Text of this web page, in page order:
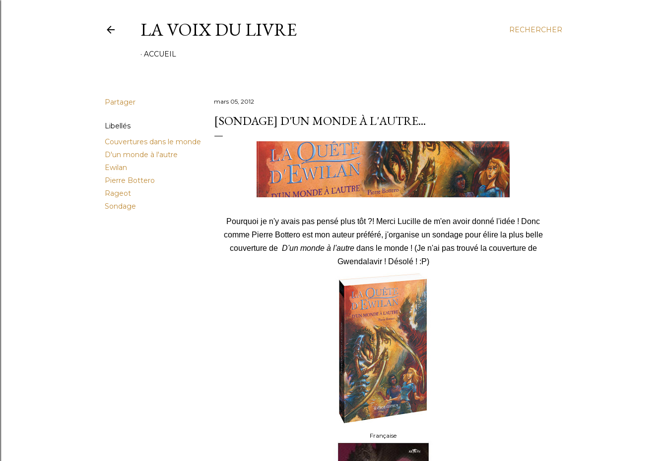
RECHERCHER
LA VOIX DU LIVRE
ACCUEIL
Partager
Libellés
Couvertures dans le monde
D'un monde à l'autre
Ewilan
Pierre Bottero
Rageot
Sondage
mars 05, 2012
[SONDAGE] D'UN MONDE À L'AUTRE...
Pourquoi je n'y avais pas pensé plus tôt ?! Merci Lucille de m'en avoir donné l'idée ! Donc
comme Pierre Bottero est mon auteur préféré, j'organise un sondage pour élire la plus belle
couverture de D'un monde à l'autre dans le monde ! (Je n'ai pas trouvé la couverture de
Gwendalavir ! Désolé ! :P)
Française